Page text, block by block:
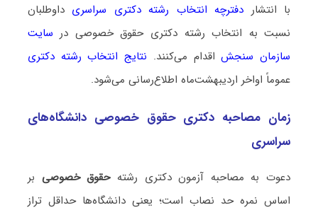
با انتشار دفترچه انتخاب رشته دکتری سراسری داوطلبان
نسبت به انتخاب رشته دکتری حقوق خصوصی در سایت
سازمان سنجشاقدام می‌کنند. نتایج انتخاب رشته دکتری
عموماً اواخر اردیبهشت‌ماه اطلاع‌رسانی می‌شود.
زمان مصاحبه دکتری حقوق خصوصی دانشگاه‌های
سراسری
دعوت به مصاحبه آزمون دکتری رشتهحقوق خصوصی بر
اساس نمره حد نصاب است؛ یعنی دانشگاه‌ها حداقل تراز